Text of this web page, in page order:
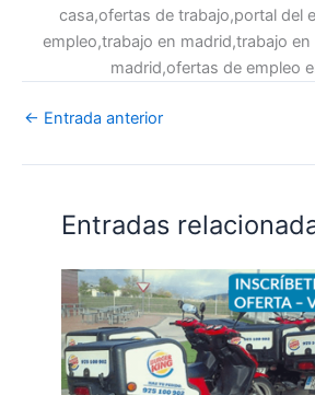
casa,ofertas de trabajo,portal del
empleo,trabajo en madrid,trabajo
madrid,ofertas de empleo
← Entrada anterior
Entradas